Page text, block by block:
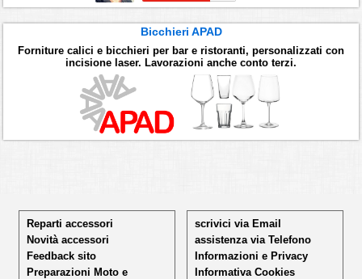
Bicchieri APAD
Forniture calici e bicchieri per bar e ristoranti, personalizzati con
incisione laser. Lavorazioni anche conto terzi.
Reparti accessori
Novità accessori
Feedback sito
Preparazioni Moto e
scrivici via Email
assistenza via Telefono
Informazioni e Privacy
Informativa Cookies